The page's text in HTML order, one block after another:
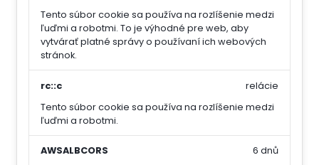
Tento súbor cookie sa používa na rozlíšenie medzi
ľuďmi a robotmi. To je výhodné pre web, aby
vytvárať platné správy o používaní ich webových
stránok.
rc::c
Tento súbor cookie sa používa na rozlíšenie medzi
ľuďmi a robotmi.
relácie
AWSALBCORS
6 dnů